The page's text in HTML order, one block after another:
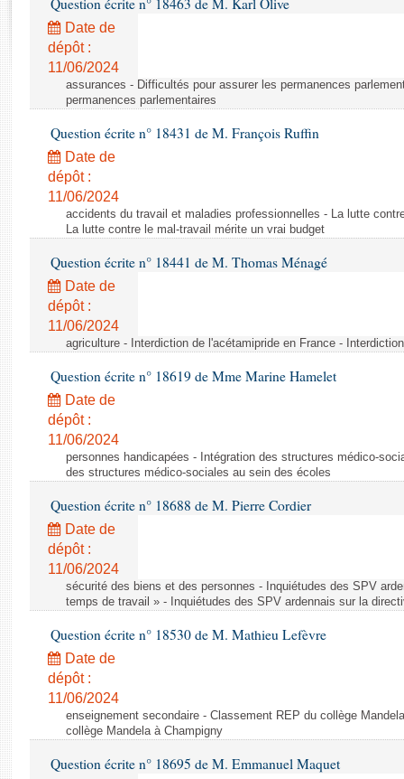
Rapports d'enquête
Rapports législatifs
Rapports sur l'application des lois
Baromètre de l’application des lois
Budget et sécurité sociale
Questions écrites et orales
Comptes rendus des débats
Question écrite n° 18463 de M. Karl Olive
Date de
dépôt :
11/06/2024
assurances - Difficultés pour assurer les permanences
permanences parlementaires
Question écrite n° 18431 de M. François Ruffin
Date de
dépôt :
11/06/2024
accidents du travail et maladies professionnelles - La lutte
La lutte contre le mal-travail mérite un vrai budget
Question écrite n° 18441 de M. Thomas Ménagé
Date de
dépôt :
11/06/2024
agriculture - Interdiction de l'acétamipride en France -
Question écrite n° 18619 de Mme Marine Hamelet
Date de
dépôt :
11/06/2024
personnes handicapées - Intégration des structures médico-
des structures médico-sociales au sein des écoles
Question écrite n° 18688 de M. Pierre Cordier
Date de
dépôt :
11/06/2024
sécurité des biens et des personnes - Inquiétudes des SPV
temps de travail » - Inquiétudes des SPV ardennais sur la
Question écrite n° 18530 de M. Mathieu Lefèvre
Date de
dépôt :
11/06/2024
enseignement secondaire - Classement REP du collège
collège Mandela à Champigny
Question écrite n° 18695 de M. Emmanuel Maquet